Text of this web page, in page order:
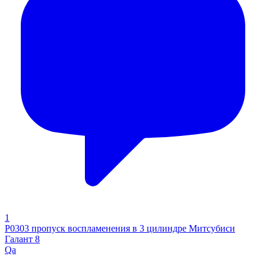
1
P0303 пропуск воспламенения в 3 цилиндре Митсубиси
Галант 8
Qa